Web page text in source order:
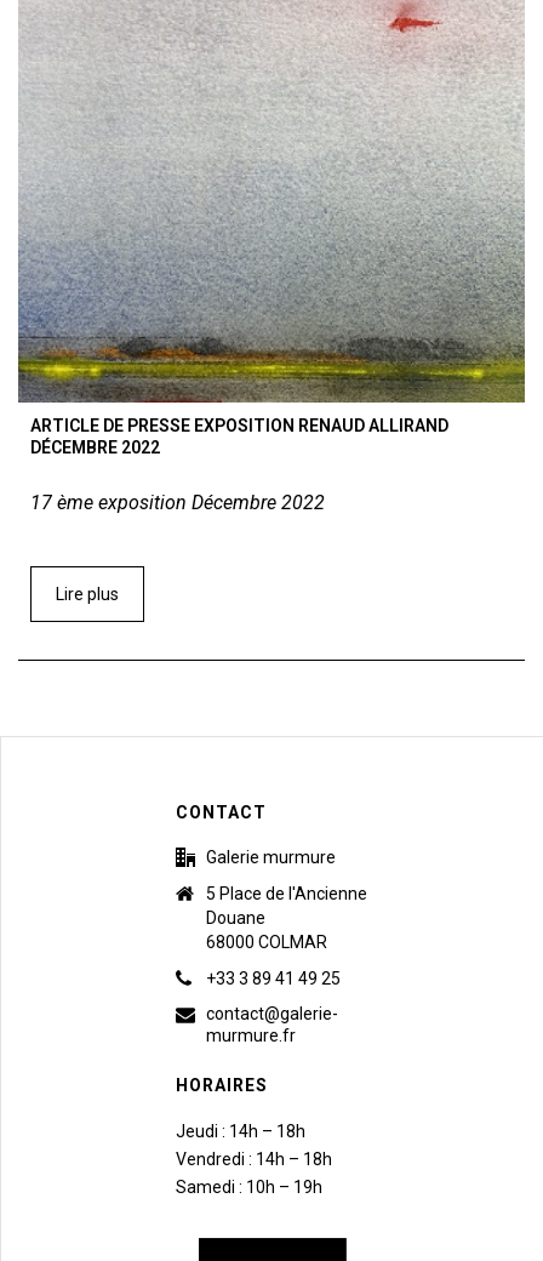
ARTICLE DE PRESSE EXPOSITION RENAUD ALLIRAND
DÉCEMBRE 2022
17 ème exposition Décembre 2022
Lire plus
CONTACT
Galerie murmure
5 Place de l'Ancienne
Douane
68000 COLMAR
+33 3 89 41 49 25
contact@galerie-
murmure.fr
HORAIRES
Jeudi : 14h – 18h
Vendredi : 14h – 18h
Samedi : 10h – 19h